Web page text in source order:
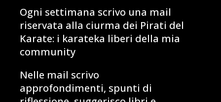
Ogni settimana scrivo una mail
riservata alla ciurma dei Pirati del
Karate: i karateka liberi della mia
community
Nelle mail scrivo
approfondimenti, spunti di